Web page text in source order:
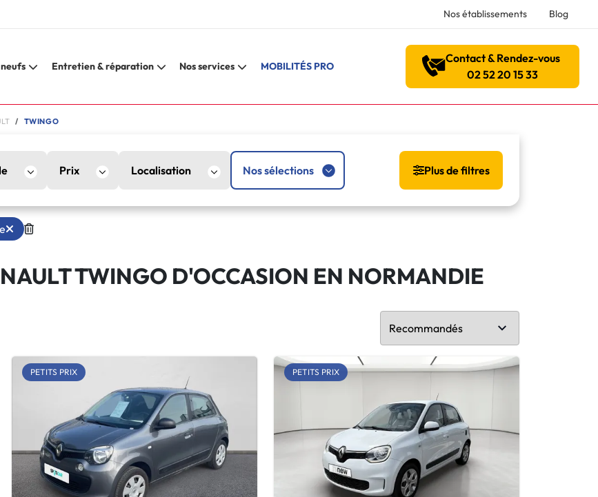
Nos établissements Blog
Entretien & réparation Nos services MOBILITÉS PRO
Contact & Rendez-vous
02 52 20 15 33
TWINGO
Prix Localisation Nos sélections Plus de filtres
TWINGO D'OCCASION EN NORMANDIE
PETITS PRIX PETITS PRIX